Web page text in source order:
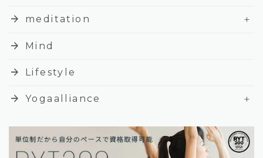
arrow_forward
meditation
+
arrow_forward
Mind
arrow_forward Lifestyle
arrow_forward Yogaalliance +